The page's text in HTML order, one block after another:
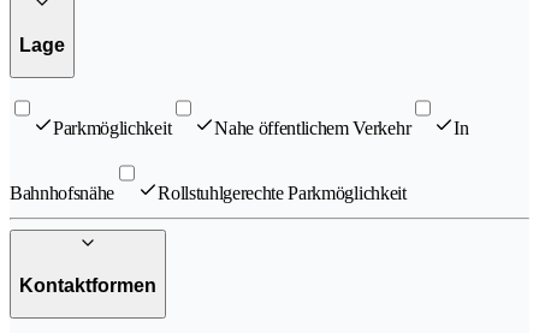
Lage
Parkmöglichkeit Nahe öffentlichem Verkehr In
Bahnhofsnähe Rollstuhlgerechte Parkmöglichkeit
Kontaktformen